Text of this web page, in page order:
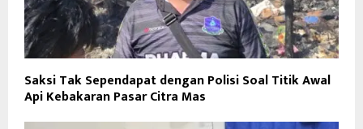
Saksi Tak Sependapat dengan Polisi Soal Titik Awal
Api Kebakaran Pasar Citra Mas